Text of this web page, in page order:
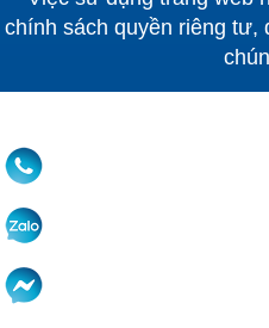
chính sách quyền riêng tư,